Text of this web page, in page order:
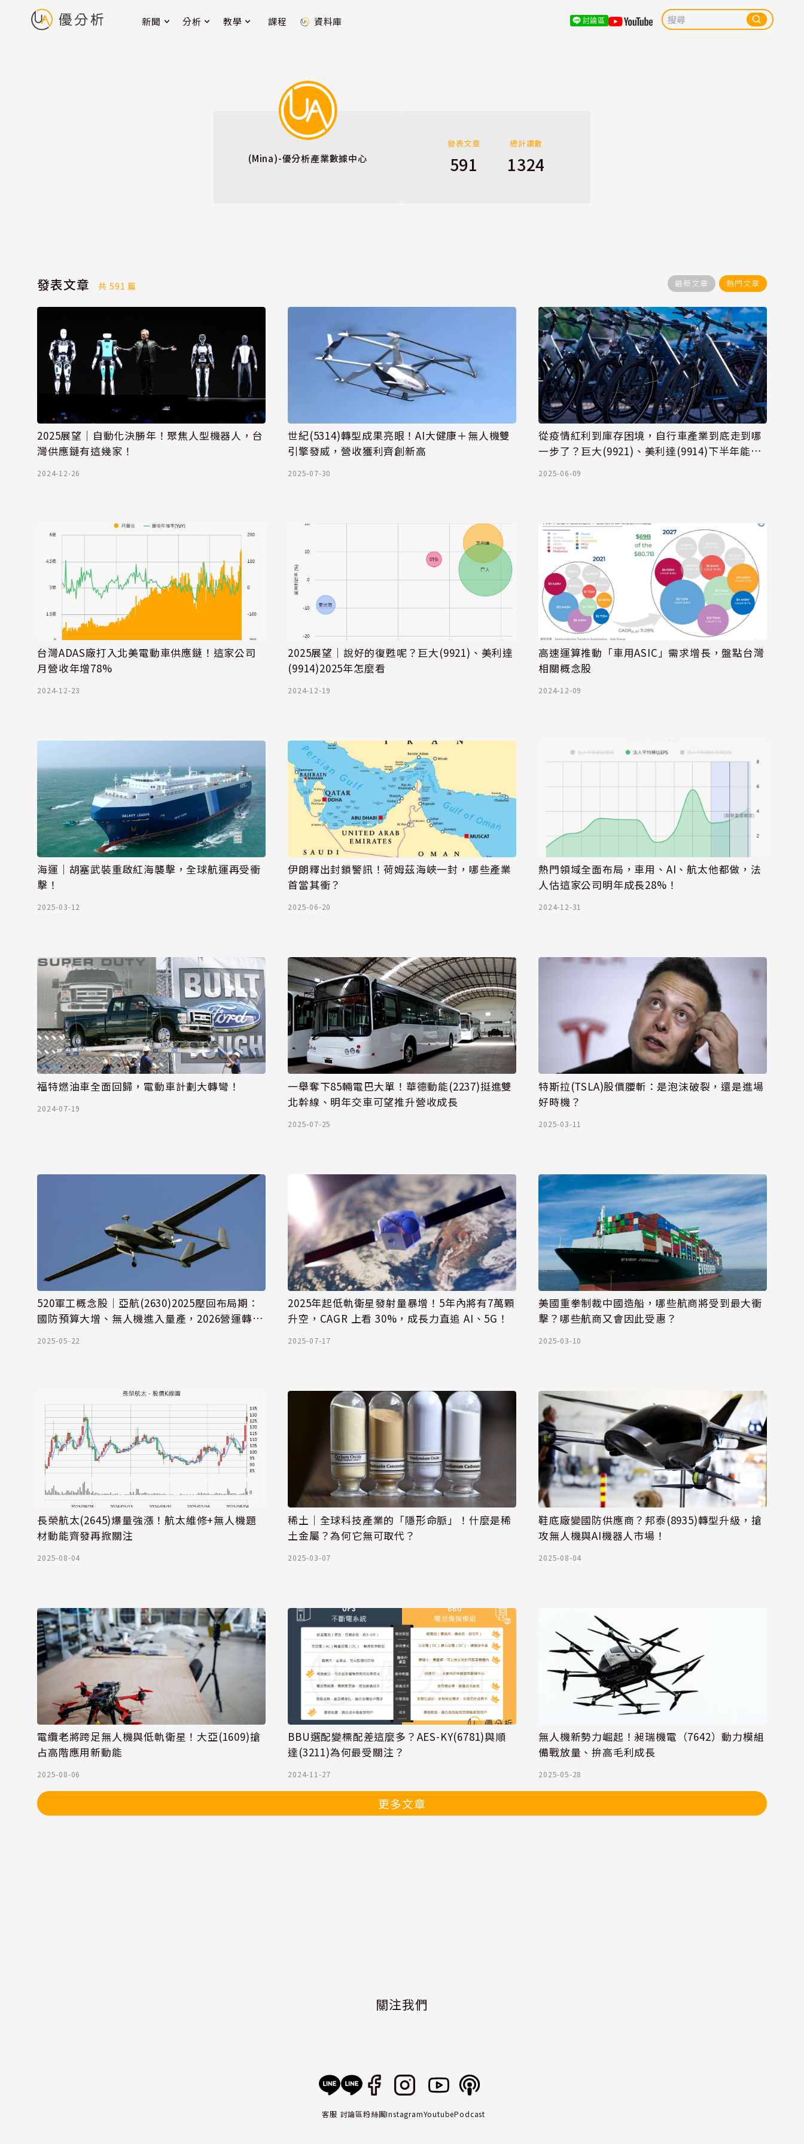
新聞 分析 教學 課程 資料庫 討論區
(Mina)-優分析產業數據中心
發表文章
591
總計讚數
1324
發表文章 共 591 篇 最新文章 熱門文章
2025展望｜自動化決勝年！聚焦人型機器人，台
灣供應鏈有這幾家！
2024-12-26
世紀(5314)轉型成果亮眼！AI大健康＋無人機雙
引擎發威，營收獲利齊創新高
2025-07-30
從疫情紅利到庫存困境，自行車產業到底走到哪
一步了？巨大(9921)、美利達(9914)下半年能否
2025-06-09
台灣ADAS廠打入北美電動車供應鏈！這家公司
月營收年增78%
2024-12-23
2025展望｜說好的復甦呢？巨大(9921)、美利達
(9914)2025年怎麼看
2024-12-19
高速運算推動「車用ASIC」需求增長，盤點台灣
相關概念股
2024-12-09
海運｜胡塞武裝重啟紅海襲擊，全球航運再受衝
擊！
2025-03-12
伊朗釋出封鎖警訊！荷姆茲海峽一封，哪些產業
首當其衝？
2025-06-20
熱門領域全面布局，車用、AI、航太他都做，法
人估這家公司明年成長28%！
2024-12-31
福特燃油車全面回歸，電動車計劃大轉彎！
2024-07-19
一舉奪下85輛電巴大單！華德動能(2237)挺進雙
北幹線、明年交車可望推升營收成長
2025-07-25
特斯拉(TSLA)股價腰斬：是泡沫破裂，還是進場
好時機？
2025-03-11
520軍工概念股｜亞航(2630)2025壓回布局期：
國防預算大增、無人機進入量產，2026營運轉機
2025-05-22
2025年起低軌衛星發射量暴增！5年內將有7萬顆
升空，CAGR 上看 30%，成長力直追 AI、5G！
2025-07-17
美國重拳制裁中國造船，哪些航商將受到最大衝
擊？哪些航商又會因此受惠？
2025-03-10
長榮航太(2645)爆量強漲！航太維修+無人機題
材動能齊發再掀關注
2025-08-04
稀土｜全球科技產業的「隱形命脈」！什麼是稀
土金屬？為何它無可取代？
2025-03-07
鞋底廠變國防供應商？邦泰(8935)轉型升級，搶
攻無人機與AI機器人市場！
2025-08-04
電纜老將跨足無人機與低軌衛星！大亞(1609)搶
占高階應用新動能
2025-08-06
BBU選配變標配差這麼多？AES-KY(6781)與順
達(3211)為何最受關注？
2024-11-27
無人機新勢力崛起！昶瑞機電（7642）動力模組
備戰放量、拚高毛利成長
2025-05-28
更多文章
關注我們
客服 討論區粉絲團InstagramYoutubePodcast